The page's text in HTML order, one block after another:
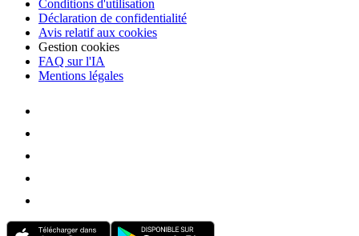
Conditions d'utilisation
Déclaration de confidentialité
Avis relatif aux cookies
Gestion cookies
FAQ sur l'IA
Mentions légales